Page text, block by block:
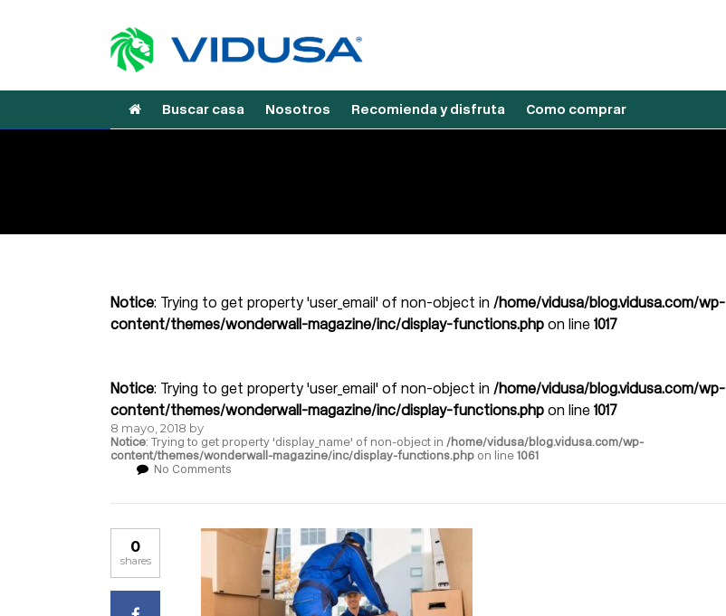
Buscar casa Nosotros Recomienda y disfruta Como comprar
Notice: Trying to get property 'user_email' of non-object in /home/vidusa/blog.vidusa.com/wp-
content/themes/wonderwall-magazine/inc/display-functions.php on line 1017
Notice: Trying to get property 'user_email' of non-object in /home/vidusa/blog.vidusa.com/wp-
content/themes/wonderwall-magazine/inc/display-functions.php on line 1017
8 mayo, 2018 by
Notice: Trying to get property 'display_name' of non-object in /home/vidusa/blog.vidusa.com/wp-
content/themes/wonderwall-magazine/inc/display-functions.php on line 1061
No Comments
0
shares